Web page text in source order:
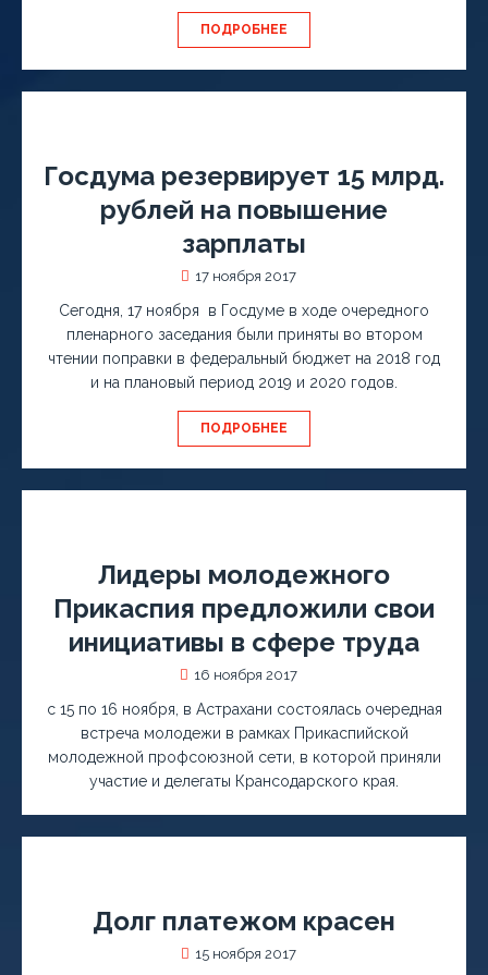
ПОДРОБНЕЕ
Госдума резервирует 15 млрд.
рублей на повышение
зарплаты
17 ноября 2017
Сегодня, 17 ноября в Госдуме в ходе очередного
пленарного заседания были приняты во втором
чтении поправки в федеральный бюджет на 2018 год
и на плановый период 2019 и 2020 годов.
ПОДРОБНЕЕ
Лидеры молодежного
Прикаспия предложили свои
инициативы в сфере труда
16 ноября 2017
с 15 по 16 ноября, в Астрахани состоялась очередная
встреча молодежи в рамках Прикаспийской
молодежной профсоюзной сети, в которой приняли
участие и делегаты Крансодарского края.
Долг платежом красен
15 ноября 2017